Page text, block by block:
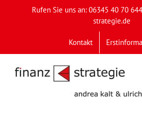
Rufen Sie uns an: 06345 40 70 644
strategie.de
Kontakt